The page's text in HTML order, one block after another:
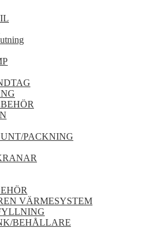
PACKNING
VÄRMESYSTEM
BEHÅLLARE